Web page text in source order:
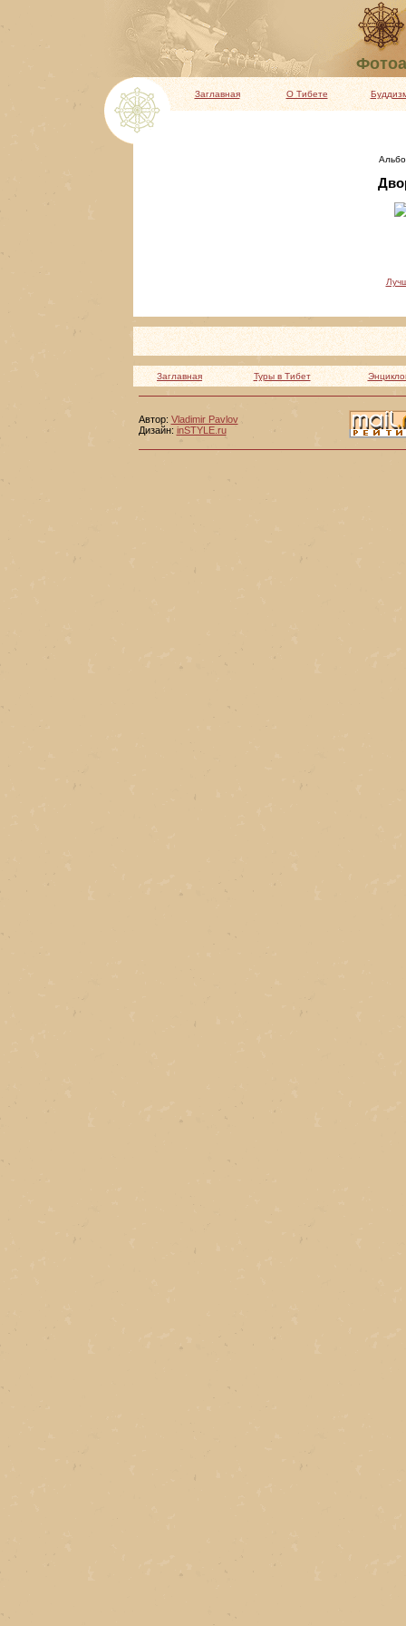
Заглавная О Тибете
Заглавная Туры в Тибет
Автор: Vladimir Pavlov
Дизайн: inSTYLE.ru